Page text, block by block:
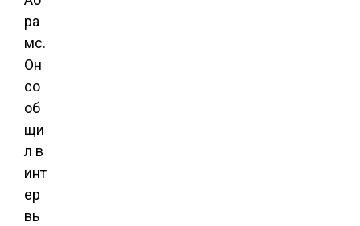
ра
мс.
Он
со
об
щи
л в
инт
ер
вь